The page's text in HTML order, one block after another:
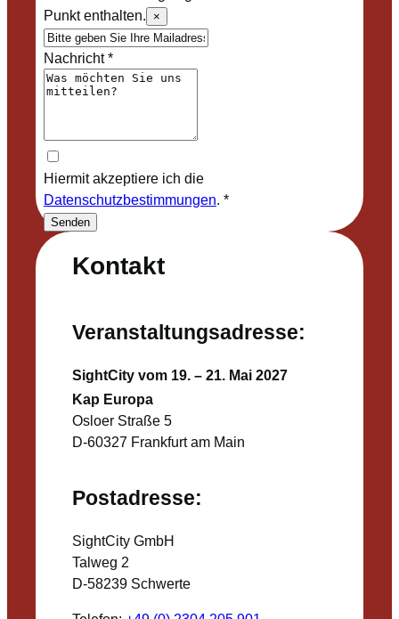
Kontakt
Veranstaltungsadresse:
SightCity vom 19. – 21. Mai 2027
Kap Europa
Osloer Straße 5
D-60327 Frankfurt am Main
Postadresse:
SightCity GmbH
Talweg 2
D-58239 Schwerte
Punkt enthalten.
×
Nachricht*
Hiermit akzeptiere ich die
Datenschutzbestimmungen. *
Senden